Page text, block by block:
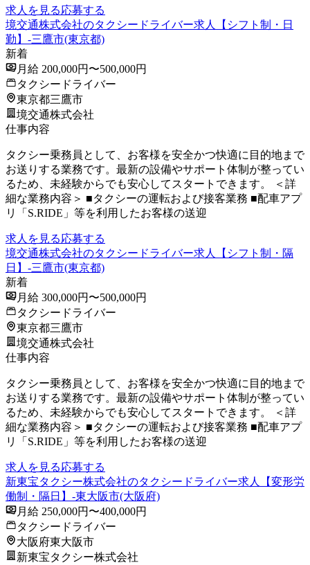
求人を見る応募する
境交通株式会社のタクシードライバー求人【シフト制・日
勤】-三鷹市(東京都)
新着
月給 200,000円〜500,000円
タクシードライバー
東京都三鷹市
境交通株式会社
仕事内容
タクシー乗務員として、お客様を安全かつ快適に目的地まで
お送りする業務です。最新の設備やサポート体制が整ってい
るため、未経験からでも安心してスタートできます。 ＜詳
細な業務内容＞ ■タクシーの運転および接客業務 ■配車アプ
リ「S.RIDE」等を利用したお客様の送迎
求人を見る応募する
境交通株式会社のタクシードライバー求人【シフト制・隔
日】-三鷹市(東京都)
新着
月給 300,000円〜500,000円
タクシードライバー
東京都三鷹市
境交通株式会社
仕事内容
タクシー乗務員として、お客様を安全かつ快適に目的地まで
お送りする業務です。最新の設備やサポート体制が整ってい
るため、未経験からでも安心してスタートできます。 ＜詳
細な業務内容＞ ■タクシーの運転および接客業務 ■配車アプ
リ「S.RIDE」等を利用したお客様の送迎
求人を見る応募する
新東宝タクシー株式会社のタクシードライバー求人【変形労
働制・隔日】-東大阪市(大阪府)
月給 250,000円〜400,000円
タクシードライバー
大阪府東大阪市
新東宝タクシー株式会社